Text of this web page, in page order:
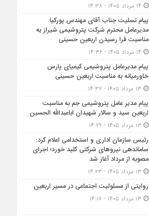
پیام تسلیت جناب آقای مهندس پوركیا
مدیرعامل محترم شركت پتروشیمی شیراز به
مناسبت فرا رسیدن اربعین حسینی
پیام مدیرعامل پتروشیمی کیمیای پارس
خاورمیانه به مناسبت اربعین حسینی
پیام مدیر عامل پتروشیمی جم به مناسبت
اربعین سید و سالار شهیدان اباعبدالله الحسین
رئیس سازمان اداری و استخدامی اعلام کرد:
ساماندهی نیروهای شرکتی کلید خورد؛ اجرای
مصوبه از مرداد آغاز شد
روایتی از مسئولیت اجتماعی در مسیر اربعین